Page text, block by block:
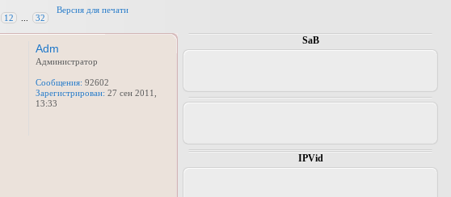
Версия для печати
12 32
Adm
Администратор
Сообщения: 92602
Зарегистрирован: 27 сен 2011,
13:33
SaB
IPVid